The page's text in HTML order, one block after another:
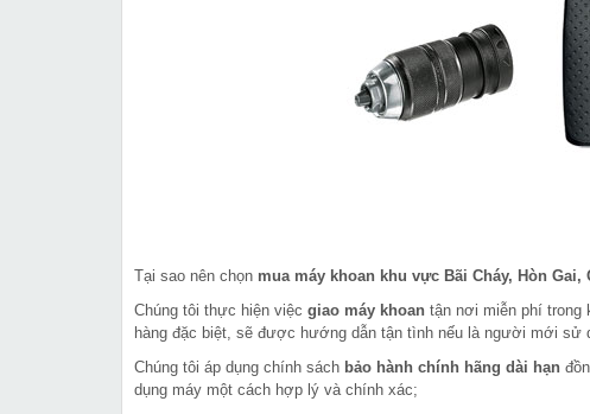
Tại sao nên chọn mua máy khoan khu vực Bãi Cháy, Hòn Gai,
Chúng tôi thực hiện việc giao máy khoan tận nơi miễn phí trong
hàng đặc biệt, sẽ được hướng dẫn tận tình nếu là người mới sử
Chúng tôi áp dụng chính sách bảo hành chính hãng dài hạn
dụng máy một cách hợp lý và chính xác;